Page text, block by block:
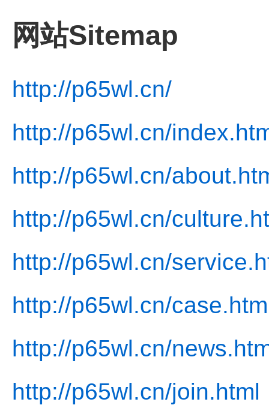
网站Sitemap
http://p65wl.cn/
http://p65wl.cn/
http://p65wl.cn/
http://p65wl.cn/
http://p65wl.cn/
http://p65wl.cn/
http://p65wl.cn/
http://p65wl.cn/join.html